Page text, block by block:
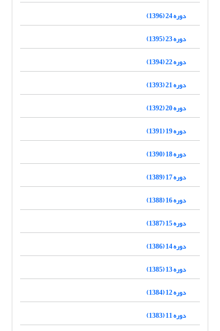
دوره 24 (1396)
دوره 23 (1395)
دوره 22 (1394)
دوره 21 (1393)
دوره 20 (1392)
دوره 19 (1391)
دوره 18 (1390)
دوره 17 (1389)
دوره 16 (1388)
دوره 15 (1387)
دوره 14 (1386)
دوره 13 (1385)
دوره 12 (1384)
دوره 11 (1383)